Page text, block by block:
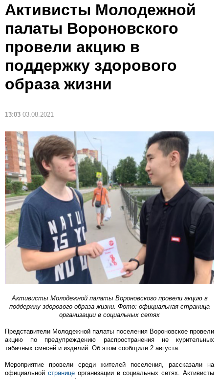
Активисты Молодежной
палаты Вороновского
провели акцию в
поддержку здорового
образа жизни
13:03 03.08.2021
Активисты Молодежной палаты Вороновского провели акцию в
поддержку здорового образа жизни. Фото: официальная страница
организации в социальных сетях
Представители Молодежной палаты поселения Вороновское провели
акцию по предупреждению распространения не курительных
табачных смесей и изделий. Об этом сообщили 2 августа.
Мероприятие провели среди жителей поселения, рассказали на
официальной страницеорганизации в социальных сетях. Активисты